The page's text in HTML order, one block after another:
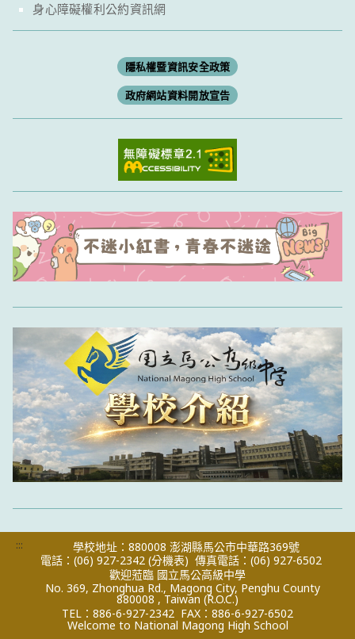
身心障礙權利公約資訊網
隱私權暨資訊安全政策
政府網站資料開放宣告
:::
學校地址：880008 澎湖縣馬公市中華路369號
電話：(06) 927-2342 (分機表) 傳真電話：(06) 927-6502
歡迎蒞臨 國立馬公高級中學
No. 369, Zhonghua Rd., Magong City, Penghu County
880008 , Taiwan (R.O.C.)
TEL：886-6-927-2342 FAX：886-6-927-6502
Welcome to National Magong High School